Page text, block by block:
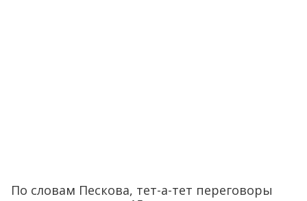
По словам Пескова, тет-а-тет переговоры